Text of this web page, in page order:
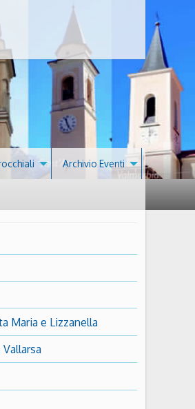
Archivio Eventi
Maria e Lizzanella